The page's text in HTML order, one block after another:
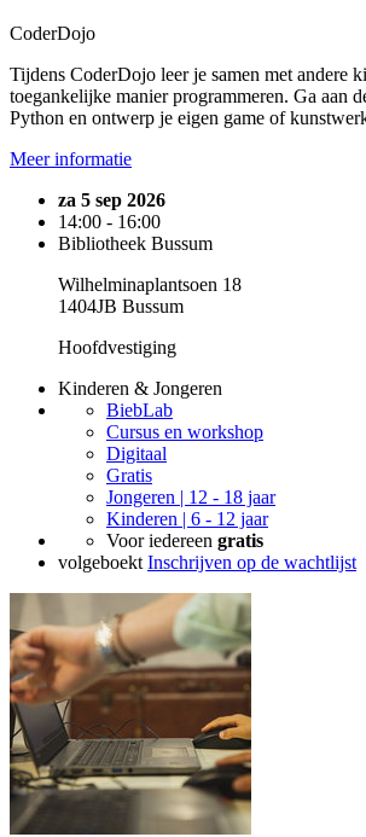
CoderDojo
Tijdens CoderDojo leer je samen met andere
toegankelijke manier programmeren. Ga aan
Python en ontwerp je eigen game of
Meer informatie
za 5 sep 2026
14:00 - 16:00
Bibliotheek Bussum
Wilhelminaplantsoen 18
1404JB Bussum
Hoofdvestiging
Kinderen & Jongeren
BiebLab
Cursus en workshop
Digitaal
Gratis
Jongeren | 12 - 18 jaar
Kinderen | 6 - 12 jaar
Voor iedereen gratis
volgeboekt Inschrijven op de wachtlijst